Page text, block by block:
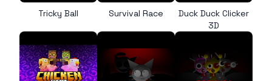
Tricky Ball Survival Race
Duck Duck Clicker
3D